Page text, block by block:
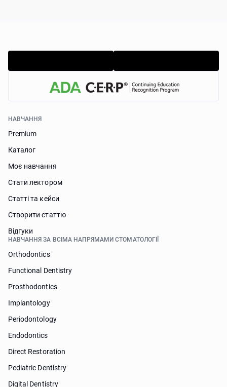
НАВЧАННЯ
Premium
Каталог
Моє навчання
Стати лектором
Статті та кейси
Створити статтю
Відгуки
НАВЧАННЯ ЗА ВСІМА НАПРЯМАМИ СТОМАТОЛОГІЇ
Orthodontics
Functional Dentistry
Prosthodontics
Implantology
Periodontology
Endodontics
Direct Restoration
Pediatric Dentistry
Digital Dentistry